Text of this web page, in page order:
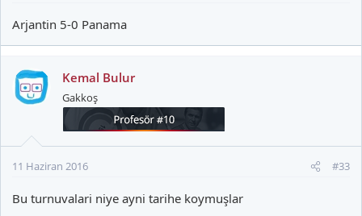
Arjantin 5-0 Panama
Kemal Bulur
Gakkoş
11 Haziran 2016 #33
Bu turnuvalari niye ayni tarihe koymuşlar